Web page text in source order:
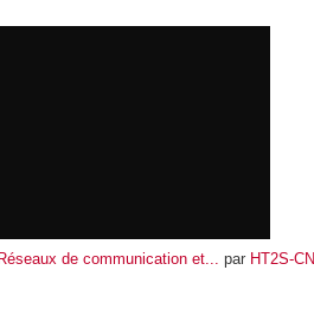
de communication et... par HT2S-